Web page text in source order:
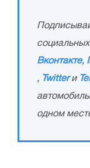
социальных
Вконтакте,
, Twitterи
одном